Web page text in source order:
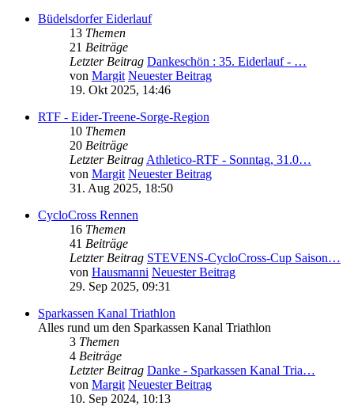
Büdelsdorfer Eiderlauf
13 Themen
21 Beiträge
Letzter Beitrag Dankeschön : 35. Eiderlauf - …
von Margit Neuester Beitrag
19. Okt 2025, 14:46
RTF - Eider-Treene-Sorge-Region
10 Themen
20 Beiträge
Letzter BeitragAthletico-RTF - Sonntag, 31.0…
von Margit Neuester Beitrag
31. Aug 2025, 18:50
CycloCross Rennen
16 Themen
41 Beiträge
Letzter Beitrag STEVENS-CycloCross-Cup Saison…
von Hausmanni Neuester Beitrag
29. Sep 2025, 09:31
Sparkassen Kanal Triathlon
Alles rund um den Sparkassen Kanal Triathlon
3 Themen
4 Beiträge
Letzter Beitrag Danke - Sparkassen Kanal Tria…
von Margit Neuester Beitrag
10. Sep 2024, 10:13